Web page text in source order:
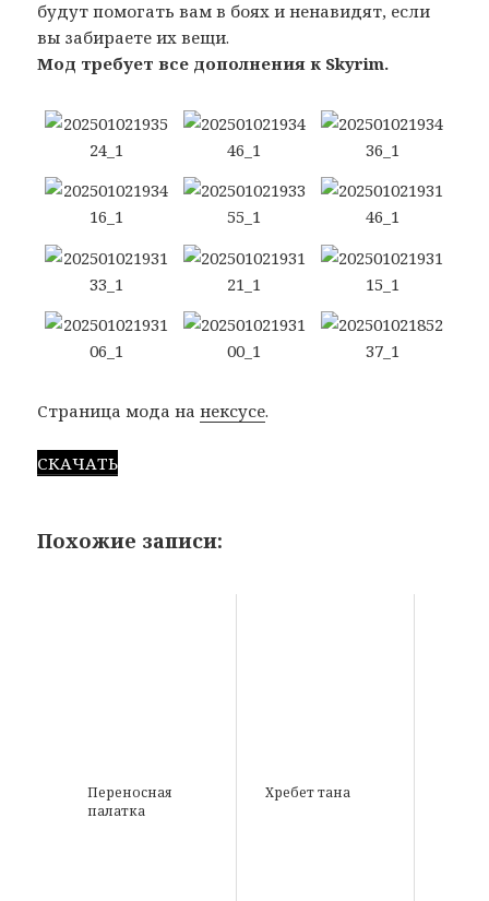
будут помогать вам в боях и ненавидят, если
вы забираете их вещи.
Мод требует все дополнения к Skyrim.
Страница мода нанексусе.
СКАЧАТЬ
Похожие записи:
Переносная
палатка
Хребет тана